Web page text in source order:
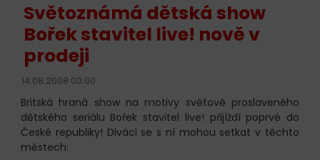
Světoznámá dětská show
Bořek stavitel live! nově v
prodeji
14.08.2008 00:00
Britská hraná show na motivy světově proslaveného
dětského seriálu Bořek stavitel live! přijíždí poprvé do
České republiky! Diváci se s ní mohou setkat v těchto
městech: